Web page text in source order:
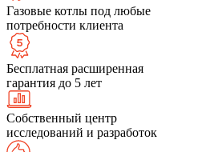
Газовые котлы под любые
потребности клиента
Бесплатная расширенная
гарантия до 5 лет
Собственный центр
исследований и разработок